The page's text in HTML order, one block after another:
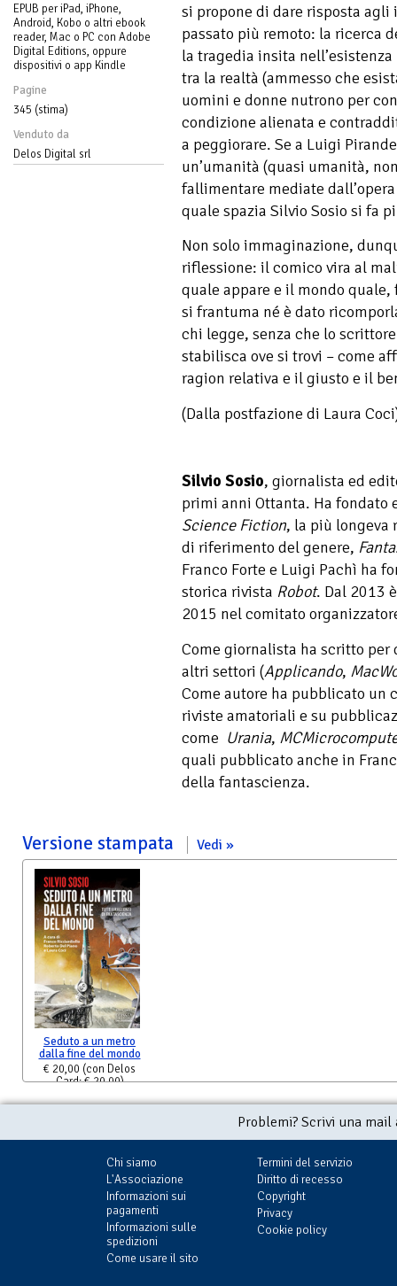
EPUB per iPad, iPhone,
Android, Kobo o altri ebook
reader, Mac o PC con Adobe
Digital Editions, oppure
dispositivi o app Kindle
Pagine
345 (stima)
Venduto da
Delos Digital srl
si propone di dare risposta
passato più remoto: la ricerca
la tragedia insita
tra la realtà (ammesso che
uomini e donne nutrono per
condizione alienata e
a peggiorare. Se a Luigi
un’umanità (quasi umanità,
fallimentare mediate
quale spazia Silvio Sosio si fa
Non solo immaginazione,
riflessione: il comico vira al
quale appare e il mondo
si frantuma né è dato
chi legge, senza che lo
stabilisca ove si trovi – come
ragion relativa e il giusto e il
(Dalla postfazione di Laura
Silvio Sosio, giornalista ed
primi anni Ottanta. Ha
Science Fiction, la più longeva
di riferimento del genere,
Franco Forte e Luigi Pachì ha
storica rivista Robot. Dal 2013
2015 nel comitato
Come giornalista ha scritto
altri settori (Applicando,
Come autore ha pubblicato un
riviste amatoriali e su
come Urania,
quali pubblicato anche in
della fantascienza.
Versione stampata Vedi
Seduto a un metro
dalla fine del mondo
€ 20,00 (con Delos
Card: € 20,00)
Problemi? Scrivi una
Chi siamo
L'Associazione
Informazioni sui
pagamenti
Informazioni sulle
spedizioni
Come usare il sito
Termini del servizio
Diritto di recesso
Copyright
Privacy
Cookie policy